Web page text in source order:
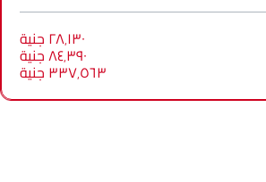
٢٨٬١٣٠ جنية
٨٤٬٣٩٠ جنية
٣٣٧٬٥٦٣ جنية